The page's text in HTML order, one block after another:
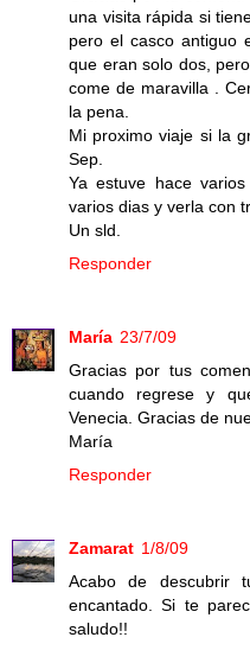
una visita rápida si
pero el casco antiguo
que eran solo dos,
come de maravilla .
la pena.
Mi proximo viaje si la
Sep.
Ya estuve hace
varios dias y verla con
Un sld.
Responder
María 23/7/09
Gracias por tus
cuando regrese y
Venecia. Gracias de
María
Responder
Zamarat 1/8/09
Acabo de descubrir
encantado. Si te
saludo!!